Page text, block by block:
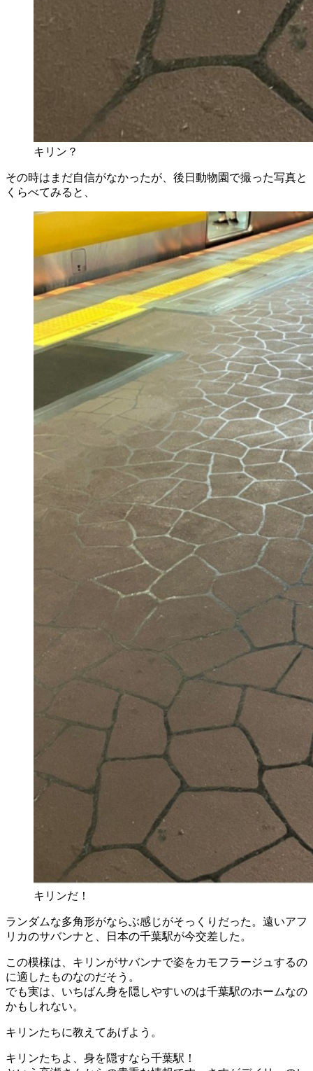
キリン？
その時はまだ自信がなかったが、後日動物園で撮った写真と
くらべてみると、
キリンだ！
ランダムな多角形がならぶ感じがそっくりだった。遠いアフ
リカのサバンナと、日本の千葉駅が今交差した。
この模様は、キリンがサバンナで姿をカモフラージュするの
に適したものなのだそう。
でも実は、いちばん身を隠しやすいのは千葉駅のホームなの
かもしれない。
キリンたちに教えてあげよう。
キリンたちよ、身を隠すなら千葉駅！